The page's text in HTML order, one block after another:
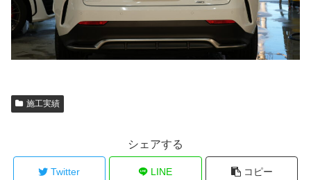
施工実績
シェアする
Twitter LINE コピー